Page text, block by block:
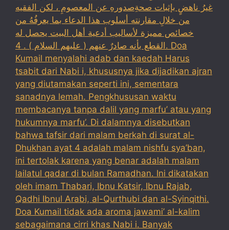
غيرُ ناهضٍ بإثبات صحةِصدورهِ عن المعصومِ ، لكن الفقيه
من خلالِ مقارنته أسلوب هذا الدعاء بما يعرفُهُ من
خصائص مميزة لأساليب أدعية أهل البيت يحصل له
القطع بأنه صادرٌ عنهم ( عليهم السلام ) . 4. Doa
Kumail menyalahi adab dan kaedah Harus
tsabit dari Nabi i, khususnya jika dijadikan ajran
yang diutamakan seperti ini, sementara
sanadnya lemah. Pengkhususan waktu
membacanya tanpa dalil yang marfu’ atau yang
hukumnya marfu’. Di dalamnya disebutkan
bahwa tafsir dari malam berkah di surat al-
Dhukhan ayat 4 adalah malam nishfu sya’ban,
ini tertolak karena yang benar adalah malam
lailatul qadar di bulan Ramadhan. Ini dikatakan
oleh imam Thabari, Ibnu Katsir, Ibnu Rajab,
Qadhi Ibnul Arabi, al-Qurthubi dan al-Syinqithi.
Doa Kumail tidak ada aroma jawami’ al-kalim
sebagaimana cirri khas Nabi i. Banyak